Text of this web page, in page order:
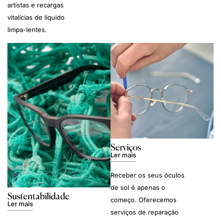
artistas e recargas
vitalícias de líquido
limpa-lentes.
Sustentabilidade
Ler mais
Serviços
Ler mais
Receber os seus óculos
de sol é apenas o
começo. Oferecemos
serviços de reparação